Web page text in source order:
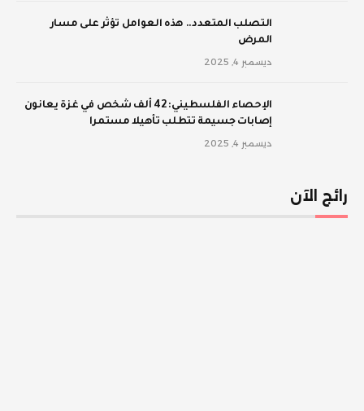
‫التصلب المتعدد.. هذه العوامل تؤثر على مسار
المرض
ديسمبر 4, 2025
الإحصاء الفلسطيني: 42 ألف شخص في غزة يعانون
إصابات جسيمة تتطلب تأهيلا مستمرا
ديسمبر 4, 2025
رائج الآن